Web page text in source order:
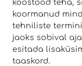
koostööd teha,
koormanud
tehniliste
jaoks sobival
esitada
taaskord.